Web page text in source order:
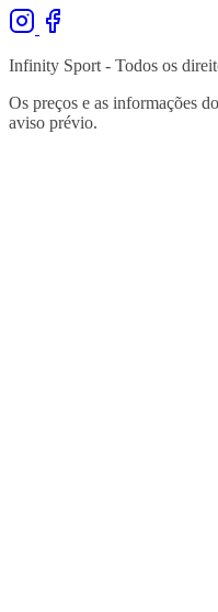
Infinity Sport - Todos os
Os preços e as informações
aviso prévio.